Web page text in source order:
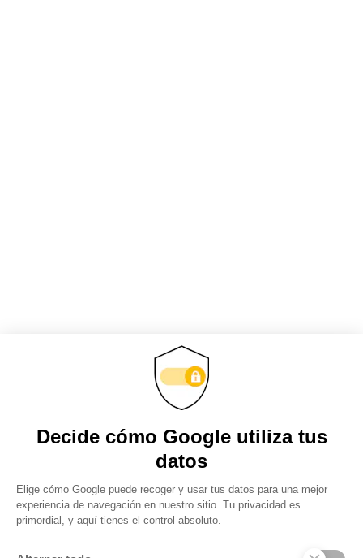
Obtenga actualizaciones y manténgase
conectado: suscríbase a nuestro boletín